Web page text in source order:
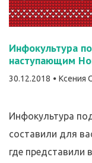
Инфокультура
наступающим
30.12.2018 Ксения
Инфокультура
составили для
где представили